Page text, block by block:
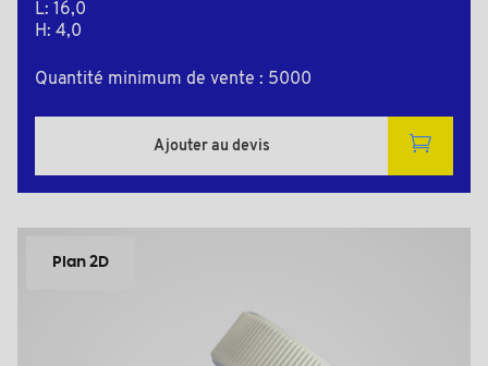
L: 16,0
H: 4,0
Quantité minimum de vente : 5000
Ajouter au devis
Plan 2D